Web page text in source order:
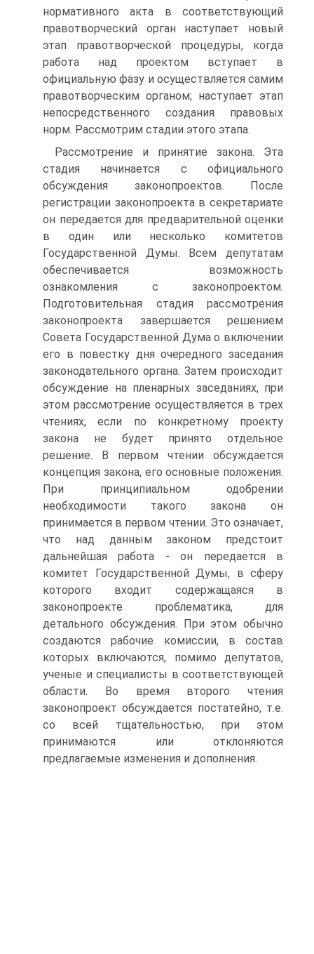
нормативного акта в соответствующий
правотворческий орган наступает новый
этап правотворческой процедуры, когда
работа над проектом вступает в
официальную фазу и осуществляется самим
правотворческим органом; наступает этап
непосредственного создания правовых
норм. Рассмотрим стадии этого этапа.
Рассмотрение и принятие закона. Эта
стадия начинается с официального
обсуждения законопроектов. После
регистрации законопроекта в секретариате
он передается для предварительной оценки
в один или несколько комитетов
Государственной Думы. Всем депутатам
обеспечивается возможность
ознакомления с законопроектом.
Подготовительная стадия рассмотрения
законопроекта завершается решением
Совета Государственной Дума о включении
его в повестку дня очередного заседания
законодательного органа. Затем происходит
обсуждение на пленарных заседаниях, при
этом рассмотрение осуществляется в трех
чтениях, если по конкретному проекту
закона не будет принято отдельное
решение. В первом чтении обсуждается
концепция закона, его основные положения.
При принципиальном одобрении
необходимости такого закона он
принимается в первом чтении. Это означает,
что над данным законом предстоит
дальнейшая работа - он передается в
комитет Государственной Думы, в сферу
которого входит содержащаяся в
законопроекте проблематика, для
детального обсуждения. При этом обычно
создаются рабочие комиссии, в состав
которых включаются, помимо депутатов,
ученые и специалисты в соответствующей
области. Во время второго чтения
законопроект обсуждается постатейно, т.е.
со всей тщательностью, при этом
принимаются или отклоняются
предлагаемые изменения и дополнения.